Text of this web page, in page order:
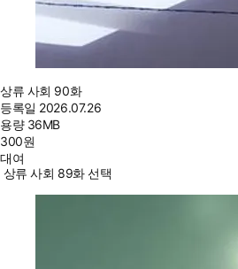
상류 사회 90화
등록일 2026.07.26
용량 36MB
300원
대여
상류 사회 89화 선택